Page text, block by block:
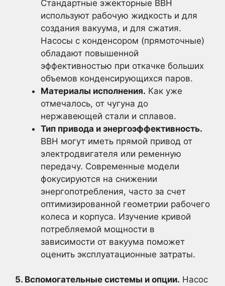
Стандартные эжекторные ВВН
используют рабочую жидкость и для
создания вакуума, и для сжатия.
Насосы с конденсором (прямоточные)
обладают повышенной
эффективностью при откачке больших
объемов конденсирующихся паров.
Материалы исполнения. Как уже
отмечалось, от чугуна до
нержавеющей стали и сплавов.
Тип привода и энергоэффективность.
ВВН могут иметь прямой привод от
электродвигателя или ременную
передачу. Современные модели
фокусируются на снижении
энергопотребления, часто за счет
оптимизированной геометрии рабочего
колеса и корпуса. Изучение кривой
потребляемой мощности в
зависимости от вакуума поможет
оценить эксплуатационные затраты.
5. Вспомогательные системы и опции. Насос